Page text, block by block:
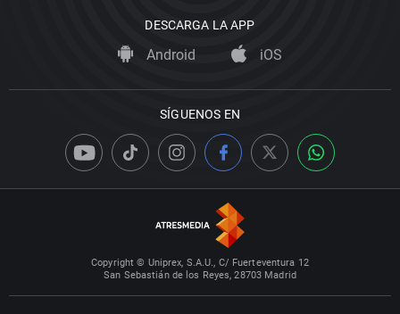
DESCARGA LA APP
Android iOS
SÍGUENOS EN
Copyright © Uniprex, S.A.U., C/ Fuerteventura 12
San Sebastián de los Reyes, 28703 Madrid